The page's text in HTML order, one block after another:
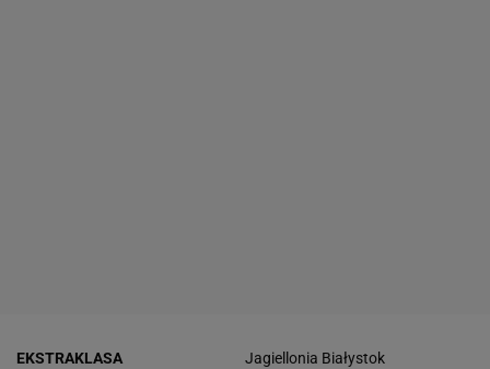
EKSTRAKLASA Jagiellonia Białystok